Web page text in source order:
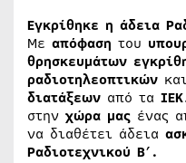
Εγκρίθηκε η άδεια
Με απόφαση του
θρησκευμάτων
ραδιοτηλεοπτικών
διατάξεων από τα ΙΕΚ
στην χώρα μας ένας
να διαθέτει άδεια
Ραδιοτεχνικού Β’.